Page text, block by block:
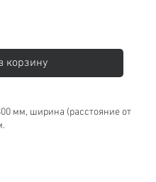
корзину
мм, ширина (расстояние от